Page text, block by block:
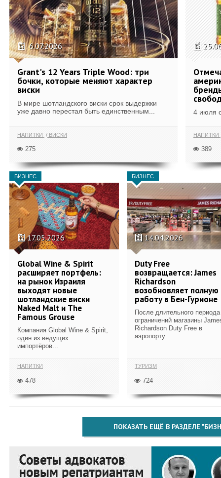
6.07.2026
Grant's 12 Years Triple Wood: три
бочки, которые меняют характер
виски
В мире шотландского виски срок выдержки
уже давно перестал быть единственным...
НАПИТКИ ВИСКИ
275
4 июля
НАПИТКИ
389
БИЗНЕС
17.05.2026
Global Wine & Spirit
расширяет портфель:
на рынок Израиля
выходят новые
шотландские виски
Naked Malt и The
Famous Grouse
Компания Global Wine & Spirit,
один из ведущих
импортёров...
НАПИТКИ
478
БИЗНЕС
14.04.2026
Duty Free
возвращается: James
Richardson
возобновляет полную
работу в Бен-Гурионе
После длительного периода
ограничений магазины
Richardson Duty Free в
аэропорту...
ТУРИЗМ
724
ПОКАЗАТЬ ЕЩЁ В РАЗДЕЛЕ